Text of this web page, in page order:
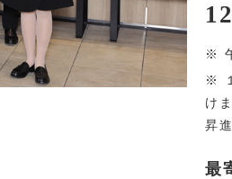
※
※
け
昇
最